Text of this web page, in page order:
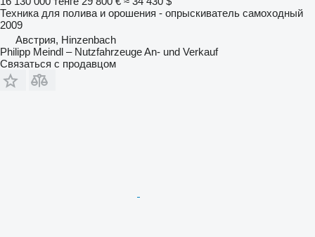
Техника для полива и орошения - опрыскиватель самоходный
2009
Австрия, Hinzenbach
Philipp Meindl – Nutzfahrzeuge An- und Verkauf
Связаться с продавцом